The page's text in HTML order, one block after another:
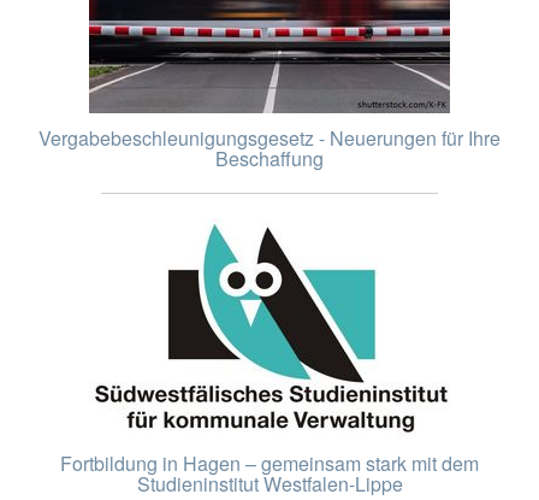
Vergabebeschleunigungsgesetz - Neuerungen für Ihre
Beschaffung
Fortbildung in Hagen – gemeinsam stark mit dem
Studieninstitut Westfalen-Lippe